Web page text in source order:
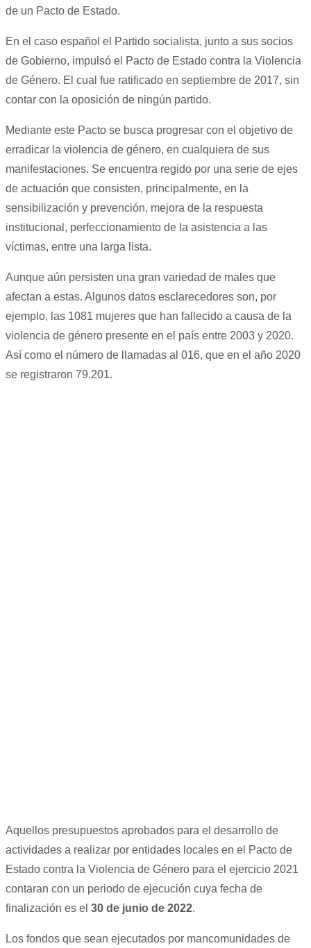
de un Pacto de Estado.
En el caso español el Partido socialista, junto a sus socios
de Gobierno, impulsó el Pacto de Estado contra la Violencia
de Género. El cual fue ratificado en septiembre de 2017, sin
contar con la oposición de ningún partido.
Mediante este Pacto se busca progresar con el objetivo de
erradicar la violencia de género, en cualquiera de sus
manifestaciones. Se encuentra regido por una serie de ejes
de actuación que consisten, principalmente, en la
sensibilización y prevención, mejora de la respuesta
institucional, perfeccionamiento de la asistencia a las
víctimas, entre una larga lista.
Aunque aún persisten una gran variedad de males que
afectan a estas. Algunos datos esclarecedores son, por
ejemplo, las 1081 mujeres que han fallecido a causa de la
violencia de género presente en el país entre 2003 y 2020.
Así como el número de llamadas al 016, que en el año 2020
se registraron 79.201.
Aquellos presupuestos aprobados para el desarrollo de
actividades a realizar por entidades locales en el Pacto de
Estado contra la Violencia de Género para el ejercicio 2021
contaran con un periodo de ejecución cuya fecha de
finalización es el 30 de junio de 2022.
Los fondos que sean ejecutados por mancomunidades de